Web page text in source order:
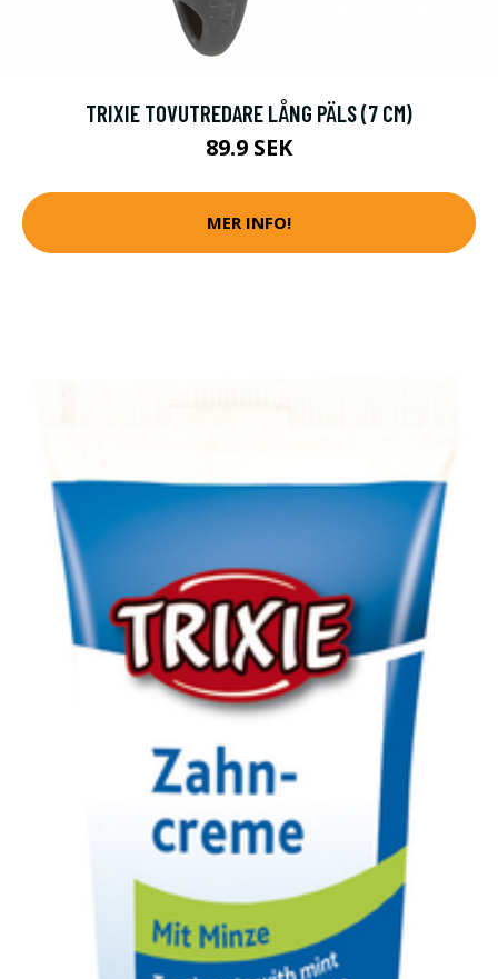
TRIXIE TOVUTREDARE LÅNG PÄLS (7 CM)
89.9 SEK
MER INFO!